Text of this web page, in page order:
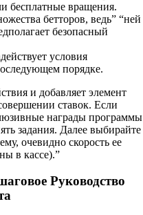
бесплатные вращения.
бетторов, ведь” “ней
безопасный
условия
порядке.
и добавляет элемент
ставок. Если
награды программы
задания. Далее выбирайте
очевидно скорость ее
в кассе).”
Руководство